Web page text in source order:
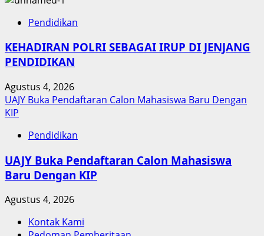
Pendidikan
KEHADIRAN POLRI SEBAGAI IRUP DI JENJANG
PENDIDIKAN
Agustus 4, 2026
UAJY Buka Pendaftaran Calon Mahasiswa Baru Dengan
KIP
Pendidikan
UAJY Buka Pendaftaran Calon Mahasiswa
Baru Dengan KIP
Agustus 4, 2026
Kontak Kami